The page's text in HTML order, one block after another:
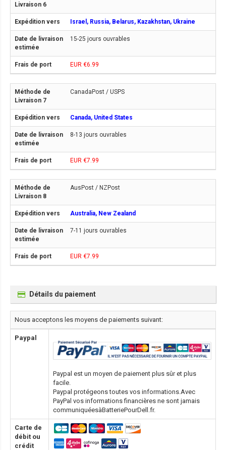
Israel, Russia, Belarus, Kazakhstan, Ukraine
15-25 jours ouvrables
EUR €6.99
CanadaPost / USPS
Canada, United States
8-13 jours ouvrables
EUR €7.99
AusPost / NZPost
Australia, New Zealand
7-11 jours ouvrables
EUR €7.99
Détails du paiement
Nous acceptons les moyens de paiements suivant:
Paypal
Paypal est un moyen de paiement plus sûr et plus
facile.
Paypal protégeons toutes vos informations.Avec
PayPal vos informations financières ne sont jamais
communiquéesàBatteriePourDell.fr.
Carte de
débit ou
crédit